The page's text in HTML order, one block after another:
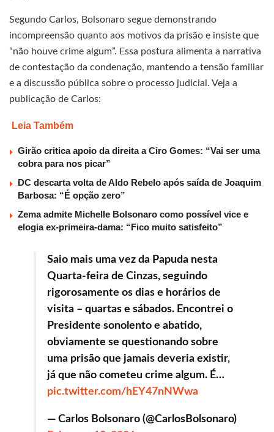
Segundo Carlos, Bolsonaro segue demonstrando
incompreensão quanto aos motivos da prisão e insiste que
“não houve crime algum”. Essa postura alimenta a narrativa
de contestação da condenação, mantendo a tensão familiar
e a discussão pública sobre o processo judicial. Veja a
publicação de Carlos:
Leia Também
Girão critica apoio da direita a Ciro Gomes: “Vai ser uma
cobra para nos picar”
DC descarta volta de Aldo Rebelo após saída de Joaquim
Barbosa: “É opção zero”
Zema admite Michelle Bolsonaro como possível vice e
elogia ex-primeira-dama: “Fico muito satisfeito”
Saio mais uma vez da Papuda nesta
Quarta-feira de Cinzas, seguindo
rigorosamente os dias e horários de
visita – quartas e sábados. Encontrei o
Presidente sonolento e abatido,
obviamente se questionando sobre
uma prisão que jamais deveria existir,
já que não cometeu crime algum. É…
pic.twitter.com/hEY47nNWwa
— Carlos Bolsonaro (@CarlosBolsonaro)